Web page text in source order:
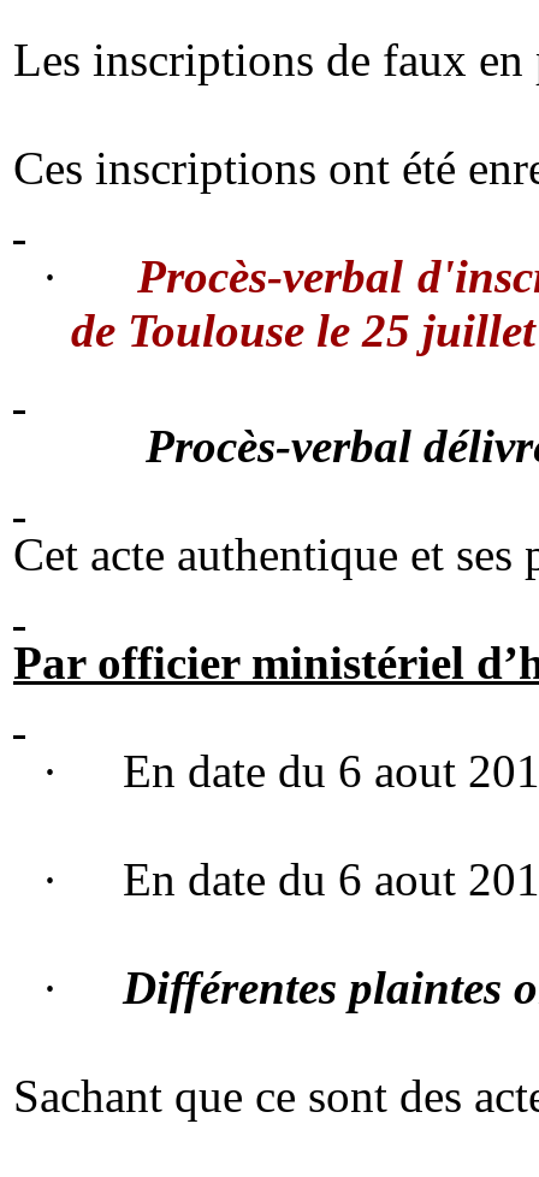
Les inscriptions de faux en
Ces inscriptions ont été
·
Procès-verbal
de Toulouse le 25
Procès-verbal
Cet acte authentique et
Par officier ministériel
· En date du 6 aout
· En date du 6 aout
· Différentes plaintes
Sachant que ce sont des